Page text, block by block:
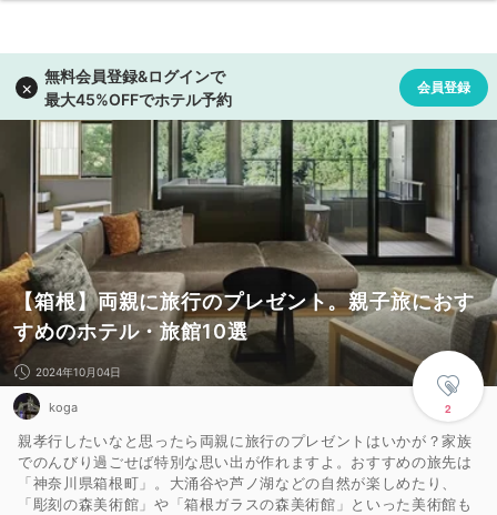
【箱根】両親に旅行のプレゼント。親子旅におす
すめのホテル・旅館10選
2
2024年10月04日
koga
親孝行したいなと思ったら両親に旅行のプレゼントはいかが？家族
でのんびり過ごせば特別な思い出が作れますよ。おすすめの旅先は
「神奈川県箱根町」。大涌谷や芦ノ湖などの自然が楽しめたり、
「彫刻の森美術館」や「箱根ガラスの森美術館」といった美術館も